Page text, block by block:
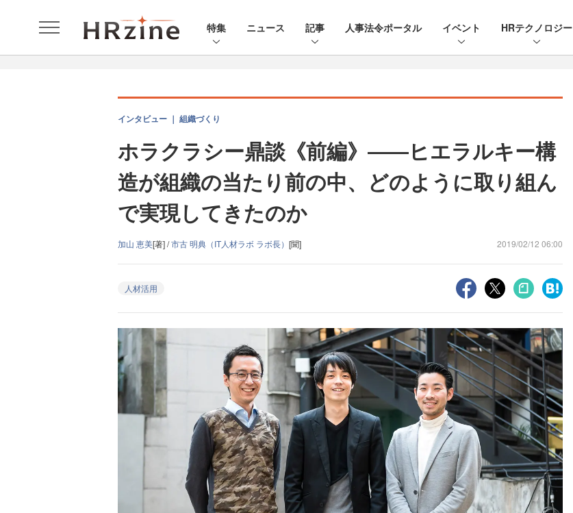
特集 ニュース 記事 人事法令ポータル イベント HRテクノロジー
インタビュー ｜ 組織づくり
ホラクラシー鼎談《前編》――ヒエラルキー構
造が組織の当たり前の中、どのように取り組ん
で実現してきたのか
加山 恵美[著] /市古 明典（IT人材ラボ ラボ長） [聞] 2019/02/12 06:00
人材活用